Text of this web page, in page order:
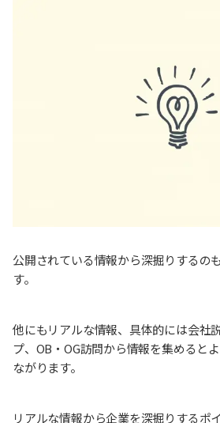
公開されている情報から深掘りするの
す。
他にもリアルな情報、具体的には会社
プ、OB・OG訪問から情報を集めると
ながります。
リアルな情報から企業を深掘りするポ